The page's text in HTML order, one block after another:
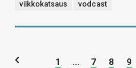
viikkokatsaus
vodcast
1 ... 7 8 9